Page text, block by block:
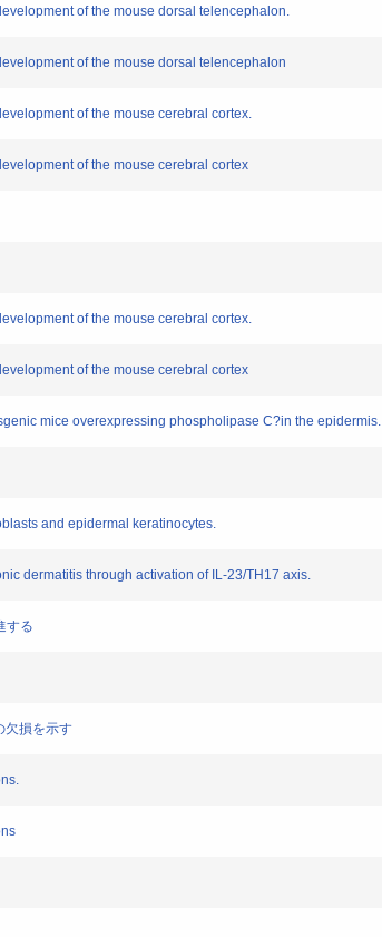
of the mouse dorsal telencephalon.
of the mouse dorsal telencephalon
of the mouse cerebral cortex.
of the mouse cerebral cortex
of the mouse cerebral cortex.
of the mouse cerebral cortex
mice overexpressing phospholipase C?in the epidermis.
and epidermal keratinocytes.
dermatitis through activation of IL-23/TH17 axis.
する
欠損を示す